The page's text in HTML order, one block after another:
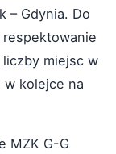
– Gdynia. Do
miejsc w
w kolejce na
MZK G-G